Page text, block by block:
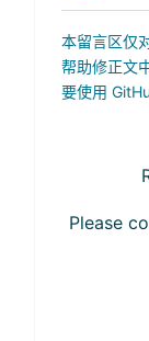
本留言区仅
帮助修正文
要使用
Please